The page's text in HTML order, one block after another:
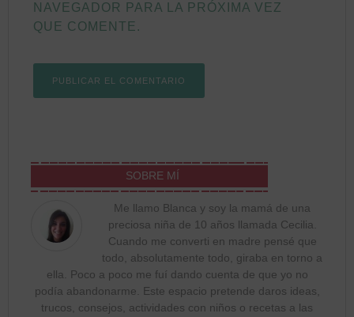
NAVEGADOR PARA LA PRÓXIMA VEZ
QUE COMENTE.
SOBRE MÍ
Me llamo Blanca y soy la mamá de una
preciosa niña de 10 años llamada Cecilia.
Cuando me converti en madre pensé que
todo, absolutamente todo, giraba en torno a
ella. Poco a poco me fuí dando cuenta de que yo no
podía abandonarme. Este espacio pretende daros ideas,
trucos, consejos, actividades con niños o recetas a las